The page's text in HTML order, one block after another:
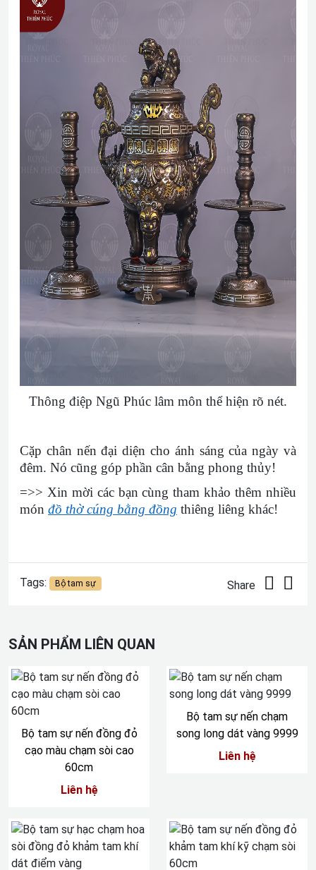
Thông điệp Ngũ Phúc lâm môn thể hiện rõ nét.
Cặp chân nến đại diện cho ánh sáng của ngày và
đêm. Nó cũng góp phần cân bằng phong thủy!
=>> Xin mời các bạn cùng tham khảo thêm nhiều
món đồ thờ cúng bằng đồng thiêng liêng khác!
Tags: Bộ tam sự Share
SẢN PHẨM LIÊN QUAN
Bộ tam sự nến đồng đỏ
cạo màu chạm sòi cao
60cm
Liên hệ
Bộ tam sự nến chạm
song long dát vàng 9999
Liên hệ